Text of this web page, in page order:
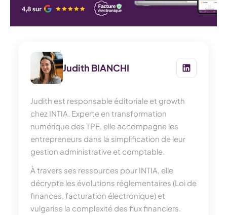
Judith BIANCHI
Judith est responsable éditoriale et growth
chez INTIA. Experte en transformation
numérique des TPE, elle accompagne les
entrepreneurs dans la simplification de leur
gestion administrative et comptable.
À travers ses ressources pour INTIA, elle
décrypte les évolutions réglementaires (Loi de
finances, facturation électronique) et
vulgarise la complexité des flux financiers.